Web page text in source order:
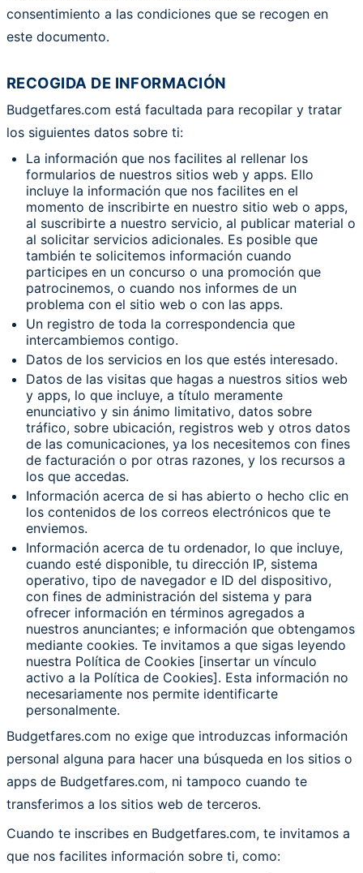
consentimiento a las condiciones que se recogen en
este documento.
RECOGIDA DE INFORMACIÓN
Budgetfares.com está facultada para recopilar y tratar
los siguientes datos sobre ti:
La información que nos facilites al rellenar los
formularios de nuestros sitios web y apps. Ello
incluye la información que nos facilites en el
momento de inscribirte en nuestro sitio web o apps,
al suscribirte a nuestro servicio, al publicar material o
al solicitar servicios adicionales. Es posible que
también te solicitemos información cuando
participes en un concurso o una promoción que
patrocinemos, o cuando nos informes de un
problema con el sitio web o con las apps.
Un registro de toda la correspondencia que
intercambiemos contigo.
Datos de los servicios en los que estés interesado.
Datos de las visitas que hagas a nuestros sitios web
y apps, lo que incluye, a título meramente
enunciativo y sin ánimo limitativo, datos sobre
tráfico, sobre ubicación, registros web y otros datos
de las comunicaciones, ya los necesitemos con fines
de facturación o por otras razones, y los recursos a
los que accedas.
Información acerca de si has abierto o hecho clic en
los contenidos de los correos electrónicos que te
enviemos.
Información acerca de tu ordenador, lo que incluye,
cuando esté disponible, tu dirección IP, sistema
operativo, tipo de navegador e ID del dispositivo,
con fines de administración del sistema y para
ofrecer información en términos agregados a
nuestros anunciantes; e información que obtengamos
mediante cookies. Te invitamos a que sigas leyendo
nuestra Política de Cookies [insertar un vínculo
activo a la Política de Cookies]. Esta información no
necesariamente nos permite identificarte
personalmente.
Budgetfares.com no exige que introduzcas información
personal alguna para hacer una búsqueda en los sitios o
apps de Budgetfares.com, ni tampoco cuando te
transferimos a los sitios web de terceros.
Cuando te inscribes en Budgetfares.com, te invitamos a
que nos facilites información sobre ti, como: